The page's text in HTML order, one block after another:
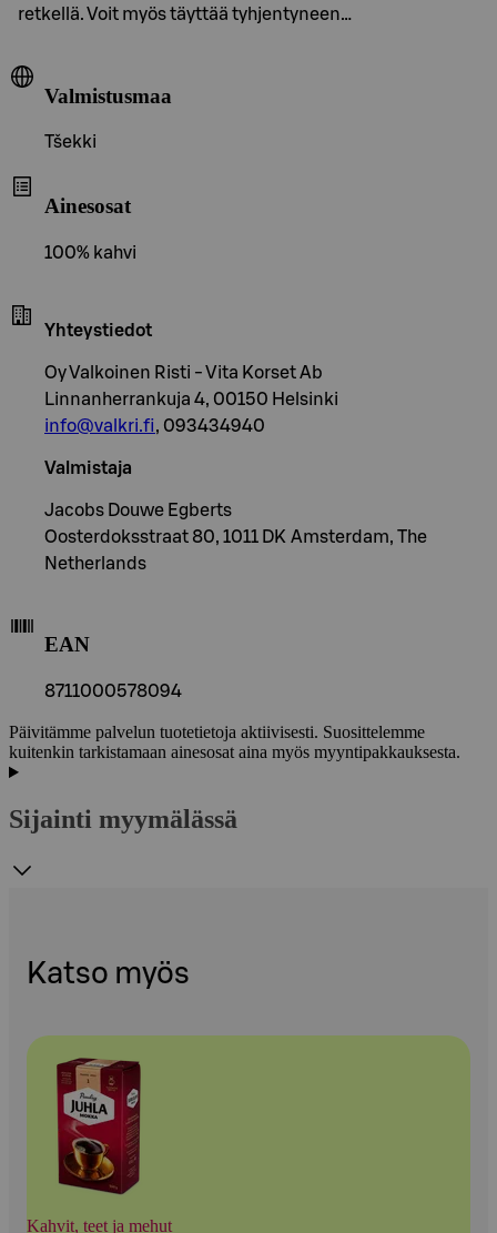
retkellä. Voit myös täyttää tyhjentyneen…
Valmistusmaa
Tšekki
Ainesosat
100% kahvi
Yhteystiedot
Oy Valkoinen Risti - Vita Korset Ab
Linnanherrankuja 4, 00150 Helsinki
info@valkri.fi, 093434940
Valmistaja
Jacobs Douwe Egberts
Oosterdoksstraat 80, 1011 DK Amsterdam, The
Netherlands
EAN
8711000578094
Päivitämme palvelun tuotetietoja aktiivisesti. Suosittelemme
kuitenkin tarkistamaan ainesosat aina myös myyntipakkauksesta.
Sijainti myymälässä
Katso myös
Kahvit, teet ja mehut